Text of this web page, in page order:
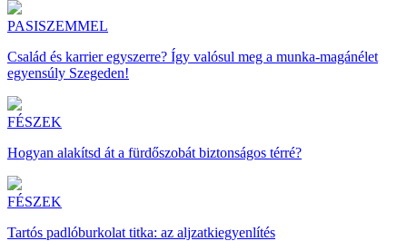
PASISZEMMEL
Család és karrier egyszerre? Így valósul meg a munka-magánélet
egyensúly Szegeden!
FÉSZEK
Hogyan alakítsd át a fürdőszobát biztonságos térré?
FÉSZEK
Tartós padlóburkolat titka: az aljzatkiegyenlítés